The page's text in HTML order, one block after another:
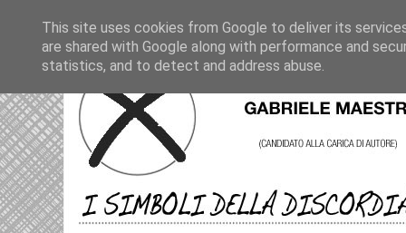
This site uses cookies from Google to deliver its
are shared with Google along with performance and
statistics, and to detect and address abuse.